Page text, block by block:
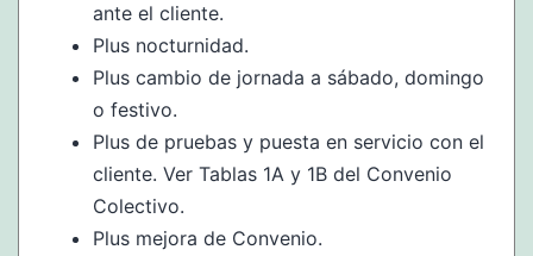
ante el cliente.
Plus nocturnidad.
Plus cambio de jornada a sábado, domingo
o festivo.
Plus de pruebas y puesta en servicio con el
cliente. Ver Tablas 1A y 1B del Convenio
Colectivo.
Plus mejora de Convenio.